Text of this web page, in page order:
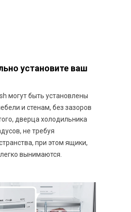
установите ваш
могут быть установлены
и стенам, без зазоров
дверца холодильника
не требуя
при этом ящики,
вынимаются.